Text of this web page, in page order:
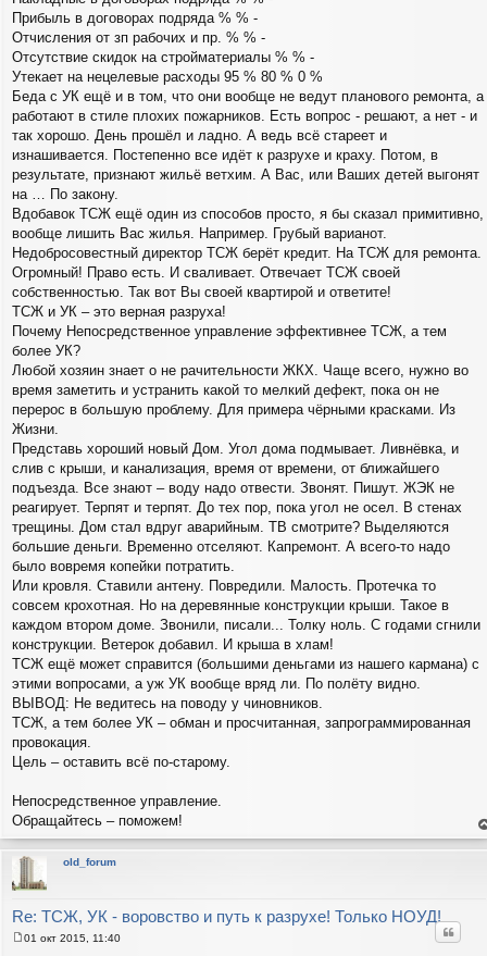
Прибыль в договорах подряда % % -
Отчисления от зп рабочих и пр. % % -
Отсутствие скидок на стройматериалы % % -
Утекает на нецелевые расходы 95 % 80 % 0 %
Беда с УК ещё и в том, что они вообще не ведут планового ремонта, а
работают в стиле плохих пожарников. Есть вопрос - решают, а нет - и
так хорошо. День прошёл и ладно. А ведь всё стареет и
изнашивается. Постепенно все идёт к разрухе и краху. Потом, в
результате, признают жильё ветхим. А Вас, или Ваших детей выгонят
на … По закону.
Вдобавок ТСЖ ещё один из способов просто, я бы сказал примитивно,
вообще лишить Вас жилья. Например. Грубый варианот.
Недобросовестный директор ТСЖ берёт кредит. На ТСЖ для ремонта.
Огромный! Право есть. И сваливает. Отвечает ТСЖ своей
собственностью. Так вот Вы своей квартирой и ответите!
ТСЖ и УК – это верная разруха!
Почему Непосредственное управление эффективнее ТСЖ, а тем
более УК?
Любой хозяин знает о не рачительности ЖКХ. Чаще всего, нужно во
время заметить и устранить какой то мелкий дефект, пока он не
перерос в большую проблему. Для примера чёрными красками. Из
Жизни.
Представь хороший новый Дом. Угол дома подмывает. Ливнёвка, и
слив с крыши, и канализация, время от времени, от ближайшего
подъезда. Все знают – воду надо отвести. Звонят. Пишут. ЖЭК не
реагирует. Терпят и терпят. До тех пор, пока угол не осел. В стенах
трещины. Дом стал вдруг аварийным. ТВ смотрите? Выделяются
большие деньги. Временно отселяют. Капремонт. А всего-то надо
было вовремя копейки потратить.
Или кровля. Ставили антену. Повредили. Малость. Протечка то
совсем крохотная. Но на деревянные конструкции крыши. Такое в
каждом втором доме. Звонили, писали... Толку ноль. С годами сгнили
конструкции. Ветерок добавил. И крыша в хлам!
ТСЖ ещё может справится (большими деньгами из нашего кармана) с
этими вопросами, а уж УК вообще вряд ли. По полёту видно.
ВЫВОД: Не ведитесь на поводу у чиновников.
ТСЖ, а тем более УК – обман и просчитанная, запрограммированная
провокация.
Цель – оставить всё по-старому.
Непосредственное управление.
Обращайтесь – поможем!
old_forum
Re: ТСЖ, УК - воровство и путь к разрухе! Только НОУД!
01 окт 2015, 11:40